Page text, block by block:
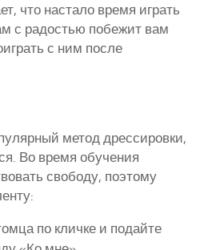
что настало время играть
с радостью побежит вам
с ним после
метод дрессировки,
Во время обучения
свободу, поэтому
по кличке и подайте